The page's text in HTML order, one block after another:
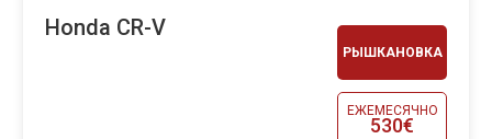
РЫШКАНОВКА
ЕЖЕМЕСЯЧНО
530€
Honda CR-V